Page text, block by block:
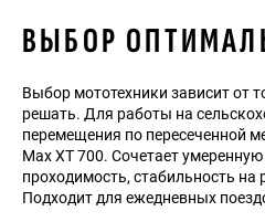
ВЫБОР
Выбор мототехники зависит от
решать. Для работы на
перемещения по пересеченной
Max XT 700. Сочетает
проходимость, стабильность
Подходит для ежедневных